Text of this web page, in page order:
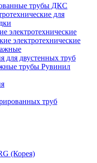
трубы ДКС
для
электротехнические
электротехнические
для двустенных труб
трубы Рувинил
труб
(Корея)